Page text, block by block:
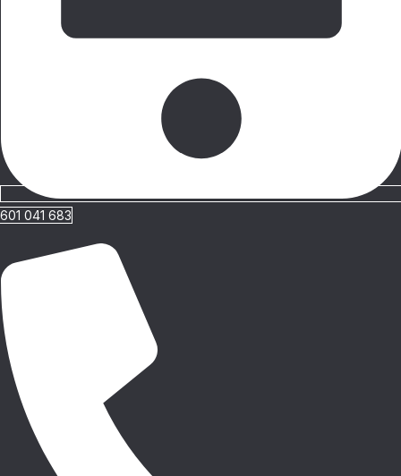
601 041 683